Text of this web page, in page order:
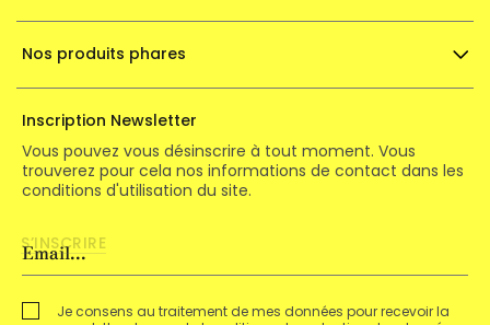
Nos produits phares
Inscription Newsletter
Vous pouvez vous désinscrire à tout moment. Vous
trouverez pour cela nos informations de contact dans les
conditions d'utilisation du site.
Je consens au traitement de mes données pour recevoir la